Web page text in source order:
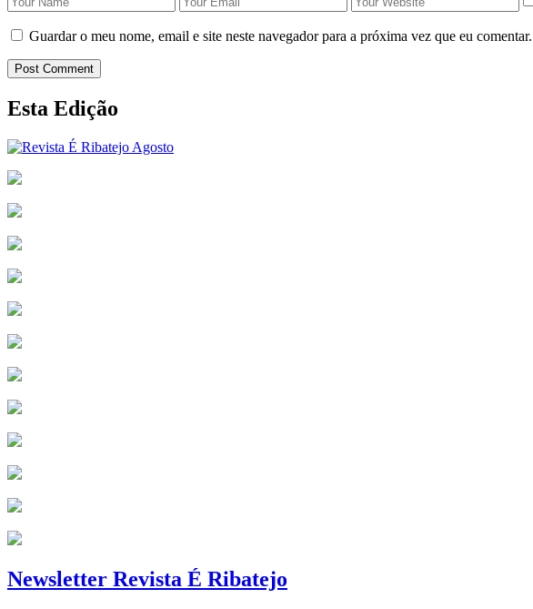
Guardar o meu nome, email e site neste navegador para a próxima vez que eu comentar.
Post Comment
Esta Edição
Newsletter Revista É Ribatejo